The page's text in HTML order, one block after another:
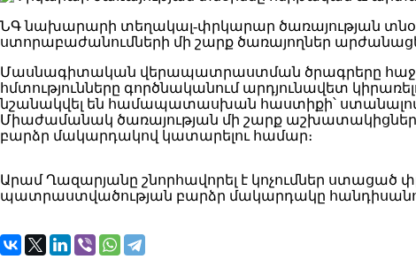
ՆԳ նախարարի տեղակալ-փրկարար ծառայության
ստորաբաժանումների մի շարք ծառայողներ
Մասնագիտական վերապատրաստման ծրագրերը
հմտությունները գործնականում արդյունավետ
նշանակվել են համապատասխան հաստիքի՝
Միաժամանակ ծառայության մի շարք աշխատակիցների
բարձր մակարդակով կատարելու համար։
Արամ Ղազարյանը շնորհավորել է կոչումներ ստացած
պատրաստվածության բարձր մակարդակը